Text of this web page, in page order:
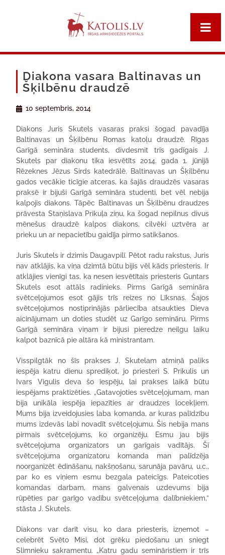
Diakona vasara Baltinavas un
Šķilbēnu draudzē
10 septembris, 2014
Diakons Juris Skutels vasaras praksi šogad pavadīja
Baltinavas un Šķilbēnu Romas katoļu draudzē. Rīgas
Garīgā semināra students, divdesmit trīs gadīgais J.
Skutels par diakonu tika iesvētīts 2014. gada 1. jūnijā
Rēzeknes Jēzus Sirds katedrālē. Baltinavas un Šķilbēnu
gados vecākie ticīgie atceras, ka šajās draudzēs vasaras
praksē ir bijuši Garīgā semināra studenti, bet vēl nebija
kalpojis diakons. Tāpēc Baltinavas un Šķilbēnu draudzes
prāvesta Staņislava Prikuļa ziņu, ka šogad nepilnus divus
mēnešus draudzē kalpos diakons, cilvēki uztvēra ar
prieku un ar nepacietību gaidīja pirmo satikšanos.
Juris Skutels ir dzimis Daugavpilī. Pētot radu rakstus, Juris
nav atklājis, ka viņa dzimtā būtu bijis vēl kāds priesteris. Ir
atklājies vienīgi tas, ka nesen iesvētītais priesteris Guntars
Skutels esot attāls radinieks. Pirms Garīgā semināra
svētceļojumos esot gājis trīs reizes no Līksnas. Šajos
svētceļojumos nostiprinājās pārliecība atsaukties Dieva
aicinājumam un doties studēt uz Garīgo semināru. Pirms
Garīgā semināra viņam ir bijusi pieredze neilgu laiku
kalpot baznīcā pie altāra kā ministrantam.
Visspilgtāk no šīs prakses J. Skutelam atmiņā paliks
iespēja katru dienu sprediķot, jo priesteri S. Prikulis un
Ivars Vigulis deva šo iespēju, lai prakses laikā būtu
iespējams praktizēties. „Gatavojoties svētceļojumam, man
bija unikāla iespēja iepazīties ar draudzes locekļiem.
Mums bija izveidojusies laba komanda, ar kuras palīdzību
mums izdevās labi novadīt svētceļojumu. Šis nebija mans
pirmais svētceļojums, ko organizēju. Esmu jau bijis
svētceļojuma organizators un garīgais vadītājs. Šī
svētceļojuma organizatoru komanda man palīdzēja
noorganizēt ēdināšanu, nakšņošanu, sarunāja pavāru, u.c.,
par ko es viņiem esmu bezgala pateicīgs. Pateicoties
komandas darbam, mans galvenais uzdevums bija
rūpēties par garīgo vadību svētceļojuma dalībniekiem,”
stāsta J. Skutels.
Diakons var darīt visu, ko dara priesteris, izņemot –
celebrēt Svēto Misi, dot grēku piedošanu un sniegt
Slimnieku sakramentu. „Katru gadu semināristiem ir trīs